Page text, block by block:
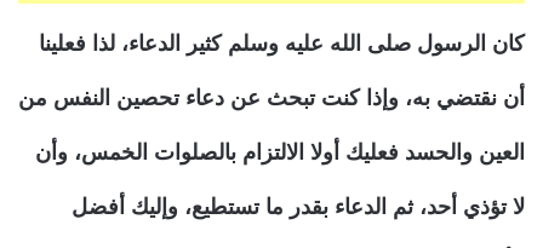
كان الرسول صلى الله عليه وسلم كثير الدعاء، لذا فعلينا
أن نقتضي به، وإذا كنت تبحث عن دعاء تحصين النفس من
العين والحسد فعليك أولا الالتزام بالصلوات الخمس، وأن
لا تؤذي أحد، ثم الدعاء بقدر ما تستطيع، وإليك أفضل